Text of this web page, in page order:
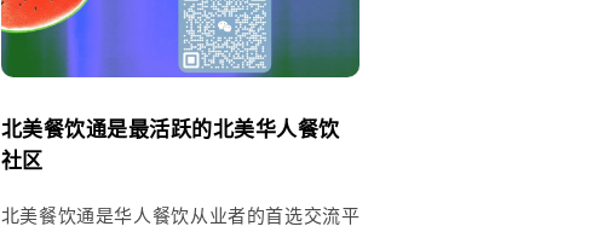
北美餐饮通是最活跃的北美华人餐饮
社区
北美餐饮通是华人餐饮从业者的首选交流平